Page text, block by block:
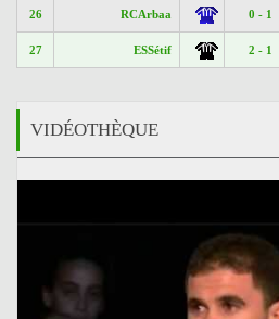
26 RCArbaa 0 - 1
27 ESSétif 2 - 1
VIDÉOTHÈQUE